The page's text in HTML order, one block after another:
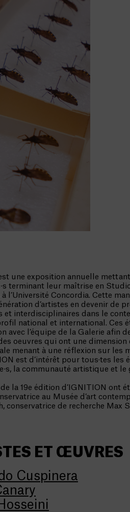
une exposition annuelle
terminant leur maîtrise en
à l’Université Concordia. Cette
d’artistes en devenir de
et interdisciplinaires dans le
national et international. Ces
avec l’équipe de la Galerie afin
oeuvres qui ont une
menant à une réflexion sur les
est d’intérêt pour tous·tes les
la communauté artistique et
la 19e édition d’IGNITION ont
au Musée d’art
conservatrice de recherche Max
ET ŒUVRES
Cuspinera